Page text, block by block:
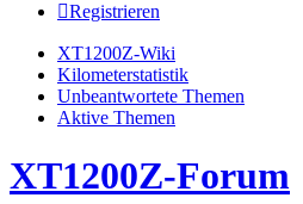
Registrieren
XT1200Z-Wiki
Kilometerstatistik
Unbeantwortete Themen
Aktive Themen
XT1200Z-Forum